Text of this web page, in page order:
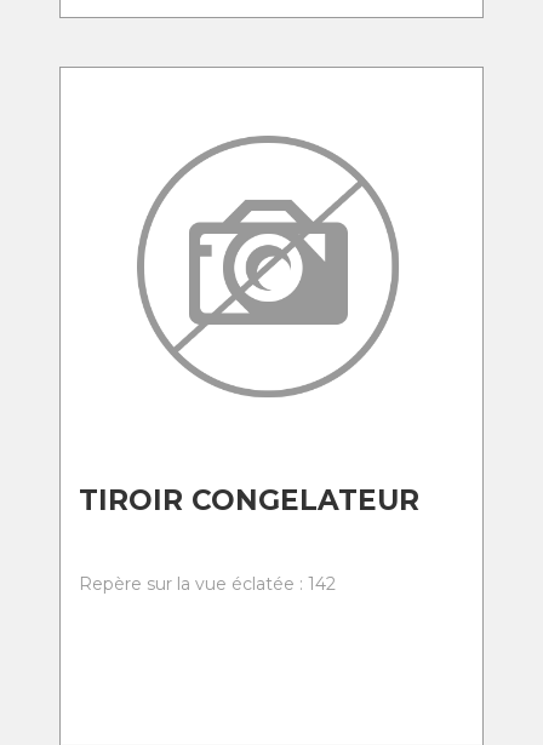
TIROIR CONGELATEUR
Repère sur la vue éclatée : 142